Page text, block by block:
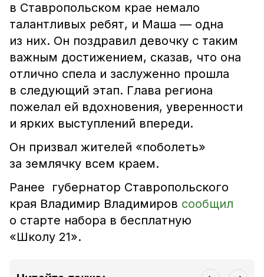
в Ставропольском крае немало
талантливых ребят, и Маша — одна
из них. Он поздравил девочку с таким
важным достижением, сказав, что она
отлично спела и заслуженно прошла
в следующий этап. Глава региона
пожелал ей вдохновения, уверенности
и ярких выступлений впереди.
Он призвал жителей «поболеть»
за землячку всем краем.
Ранее губернатор Ставропольского
края Владимир Владимиров сообщил
о старте набора в бесплатную
«Школу 21».